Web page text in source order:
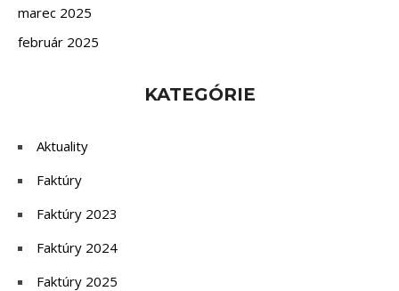
marec 2025
február 2025
KATEGÓRIE
Aktuality
Faktúry
Faktúry 2023
Faktúry 2024
Faktúry 2025